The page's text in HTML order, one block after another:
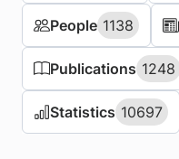
People 1138
People 1138
Publications 1248
Publications 1248
Statistics 10697
Statistics 10697